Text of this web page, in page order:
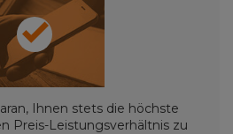
Ihnen stets die höchste
Preis-Leistungsverhältnis zu